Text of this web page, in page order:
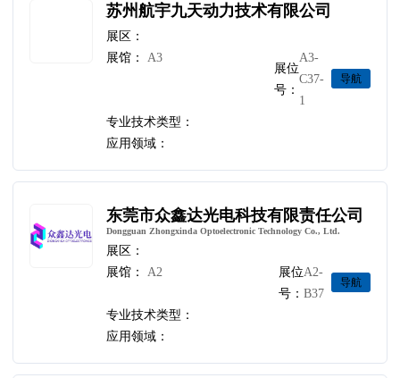
苏州航宇九天动力技术有限公司
展区：
展馆：
A3
展位
号：
A3-
C37-
1
导航
专业技术类型：
应用领域：
东莞市众鑫达光电科技有限责任公司
Dongguan Zhongxinda Optoelectronic Technology Co., Ltd.
展区：
展馆：
A2
展位
号：
A2-
B37
导航
专业技术类型：
应用领域：